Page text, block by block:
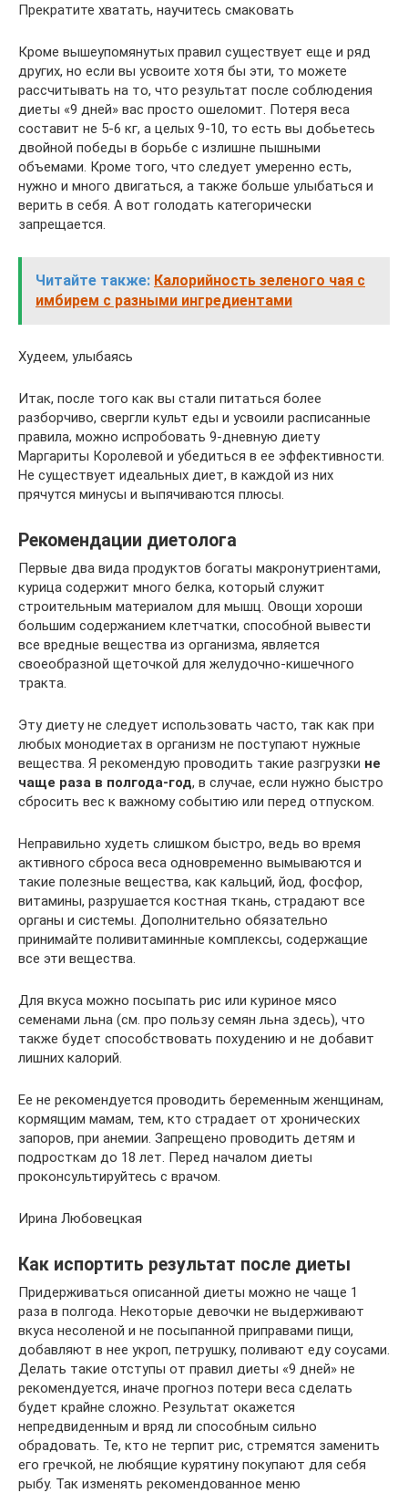
Прекратите хватать, научитесь смаковать
Кроме вышеупомянутых правил существует еще и ряд
других, но если вы усвоите хотя бы эти, то можете
рассчитывать на то, что результат после соблюдения
диеты «9 дней» вас просто ошеломит. Потеря веса
составит не 5-6 кг, а целых 9-10, то есть вы добьетесь
двойной победы в борьбе с излишне пышными
объемами. Кроме того, что следует умеренно есть,
нужно и много двигаться, а также больше улыбаться и
верить в себя. А вот голодать категорически
запрещается.
Читайте также: Калорийность зеленого чая с
имбирем с разными ингредиентами
Худеем, улыбаясь
Итак, после того как вы стали питаться более
разборчиво, свергли культ еды и усвоили расписанные
правила, можно испробовать 9-дневную диету
Маргариты Королевой и убедиться в ее эффективности.
Не существует идеальных диет, в каждой из них
прячутся минусы и выпячиваются плюсы.
Рекомендации диетолога
Первые два вида продуктов богаты макронутриентами,
курица содержит много белка, который служит
строительным материалом для мышц. Овощи хороши
большим содержанием клетчатки, способной вывести
все вредные вещества из организма, является
своеобразной щеточкой для желудочно-кишечного
тракта.
Эту диету не следует использовать часто, так как при
любых монодиетах в организм не поступают нужные
вещества. Я рекомендую проводить такие разгрузки не
чаще раза в полгода-год, в случае, если нужно быстро
сбросить вес к важному событию или перед отпуском.
Неправильно худеть слишком быстро, ведь во время
активного сброса веса одновременно вымываются и
такие полезные вещества, как кальций, йод, фосфор,
витамины, разрушается костная ткань, страдают все
органы и системы. Дополнительно обязательно
принимайте поливитаминные комплексы, содержащие
все эти вещества.
Для вкуса можно посыпать рис или куриное мясо
семенами льна (см. про пользу семян льна здесь), что
также будет способствовать похудению и не добавит
лишних калорий.
Ее не рекомендуется проводить беременным женщинам,
кормящим мамам, тем, кто страдает от хронических
запоров, при анемии. Запрещено проводить детям и
подросткам до 18 лет. Перед началом диеты
проконсультируйтесь с врачом.
Ирина Любовецкая
Как испортить результат после диеты
Придерживаться описанной диеты можно не чаще 1
раза в полгода. Некоторые девочки не выдерживают
вкуса несоленой и не посыпанной приправами пищи,
добавляют в нее укроп, петрушку, поливают еду соусами.
Делать такие отступы от правил диеты «9 дней» не
рекомендуется, иначе прогноз потери веса сделать
будет крайне сложно. Результат окажется
непредвиденным и вряд ли способным сильно
обрадовать. Те, кто не терпит рис, стремятся заменить
его гречкой, не любящие курятину покупают для себя
рыбу. Так изменять рекомендованное меню